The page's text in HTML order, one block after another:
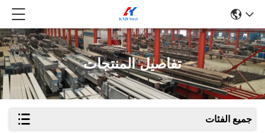
تفاصيل المنتجات
جميع الفئات